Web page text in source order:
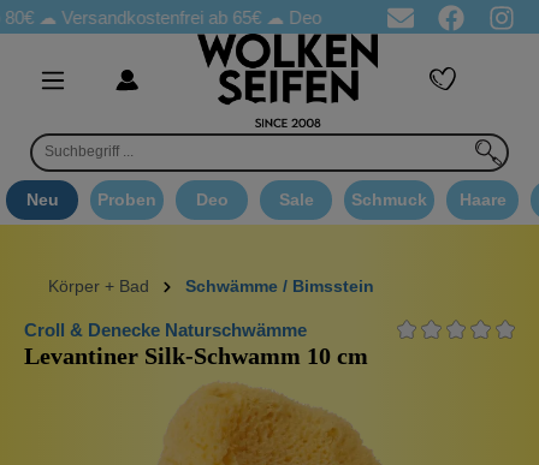
☁Versandkostenfrei ab 65€☁ Deo Proben in jeder Bestellung
Neu Proben Deo Sale Schmuck Haare
Körper + Bad Schwämme / Bimsstein
Croll & Denecke Naturschwämme
Levantiner Silk-Schwamm 10 cm